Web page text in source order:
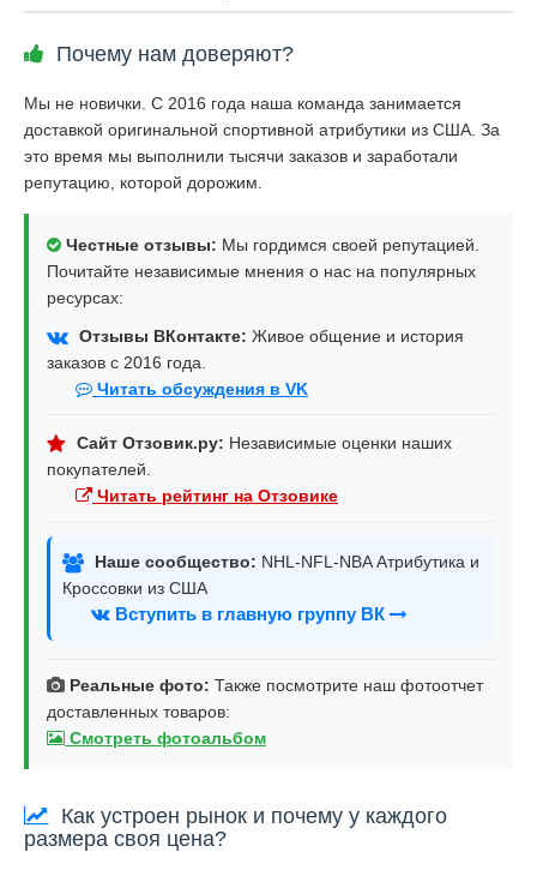
Почему нам доверяют?
Мы не новички. С 2016 года наша команда занимается
доставкой оригинальной спортивной атрибутики из США. За
это время мы выполнили тысячи заказов и заработали
репутацию, которой дорожим.
Честные отзывы: Мы гордимся своей репутацией.
Почитайте независимые мнения о нас на популярных
ресурсах:
Отзывы ВКонтакте: Живое общение и история
заказов с 2016 года.
Читать обсуждения в VK
Сайт Отзовик.ру: Независимые оценки наших
покупателей.
Читать рейтинг на Отзовике
Наше сообщество: NHL-NFL-NBA Атрибутика и
Кроссовки из США
Вступить в главную группу ВК
Реальные фото: Также посмотрите наш фотоотчет
доставленных товаров:
Смотреть фотоальбом
Как устроен рынок и почему у каждого
размера своя цена?